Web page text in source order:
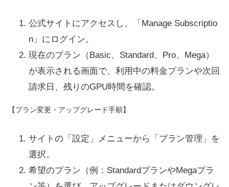
公式サイトにアクセスし、「Manage Subscriptio
n」にログイン。
現在のプラン（Basic、Standard、Pro、Mega）
が表示される画面で、利用中の料金プランや次回
請求日、残りのGPU時間を確認。
【プラン変更・アップグレード手順】
サイトの「設定」メニューから「プラン管理」を
選択。
希望のプラン（例：StandardプランやMegaプラ